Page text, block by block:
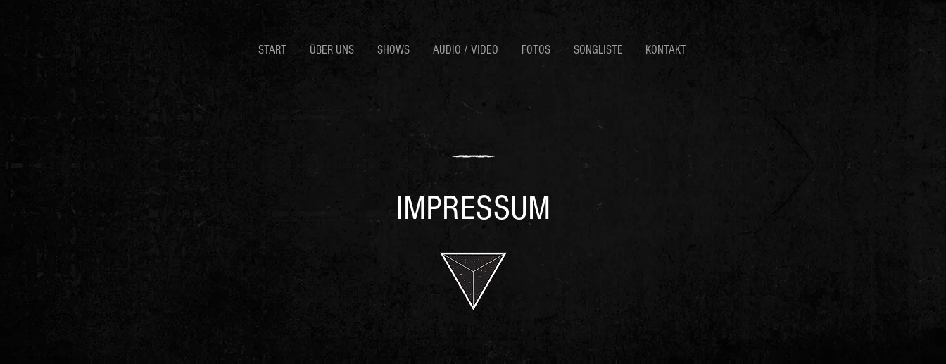
START ÜBER UNS SHOWS AUDIO / VIDEO FOTOS SONGLISTE KONTAKT
IMPRESSUM